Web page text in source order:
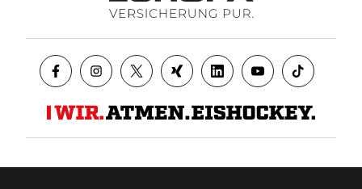
Datenschutz AGB Impressum Kontakt Presse